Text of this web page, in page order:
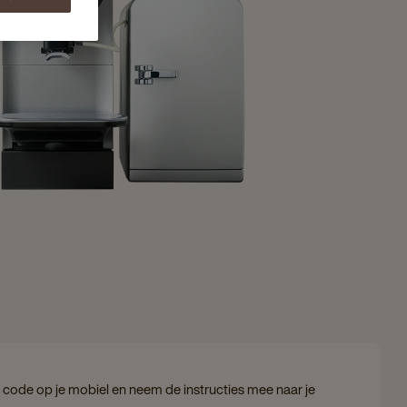
code op je mobiel en neem de instructies mee naar je